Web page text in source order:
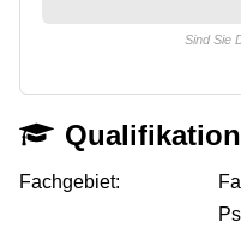
Sind Sie
Qualifikation
Fachgebiet: